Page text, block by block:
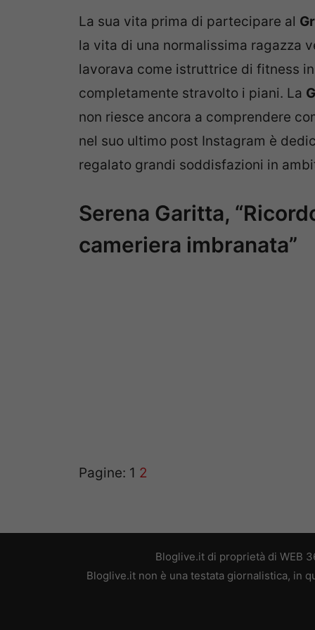
La sua vita prima di partecipare al
la vita di una normalissima ragazza
lavorava come istruttrice di fitness
completamente stravolto i piani. La
non riesce ancora a comprendere
nel suo ultimo post Instagram è
regalato grandi soddisfazioni in
Serena Garitta,
cameriera imbranata”
Pagine: 1 2
Bloglive.it di proprietà di WEB
Bloglive.it non è una testata giornalistica, in